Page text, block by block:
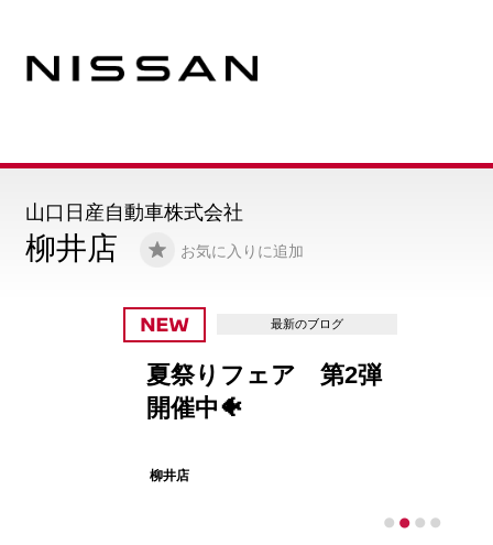
柳井店 お気に入りに追加
山口日産自動車株式会社
最新のブログ
夏祭りフェア 第2弾
開催中🐠
柳井店